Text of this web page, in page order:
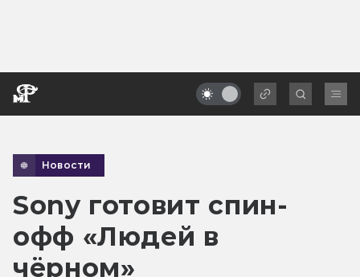
Новости
Sony готовит спин-
офф «Людей в
чёрном»